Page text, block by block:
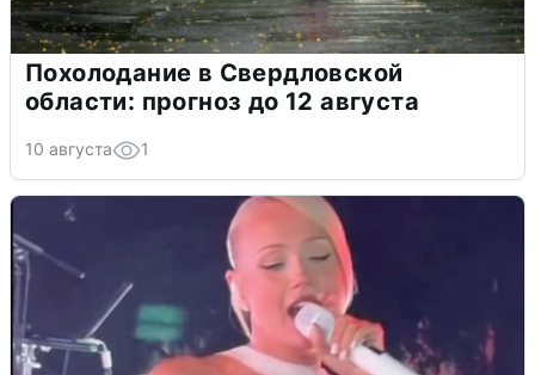
Похолодание в Свердловской
области: прогноз до 12 августа
10 августа 1